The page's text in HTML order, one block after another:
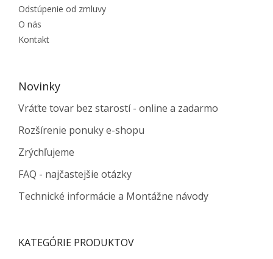
Odstúpenie od zmluvy
O nás
Kontakt
Novinky
Vráťte tovar bez starostí - online a zadarmo
Rozšírenie ponuky e-shopu
Zrýchľujeme
FAQ - najčastejšie otázky
Technické informácie a Montážne návody
KATEGÓRIE PRODUKTOV